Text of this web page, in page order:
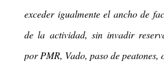
exceder igualmente el ancho de
de la actividad, sin invadir
por PMR, Vado, paso de peatones,